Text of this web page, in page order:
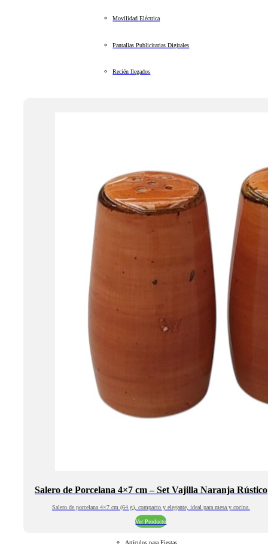
Movilidad Eléctrica
Pantallas Publicitarias Digitales
Recién llegados
Salero de Porcelana 4×7 cm – Set Vajilla Naranja Rústico
Salero de porcelana 4×7 cm (64 g), compacto y elegante, ideal para mesa y cocina.
Ver Producto
Artículos para Fiestas